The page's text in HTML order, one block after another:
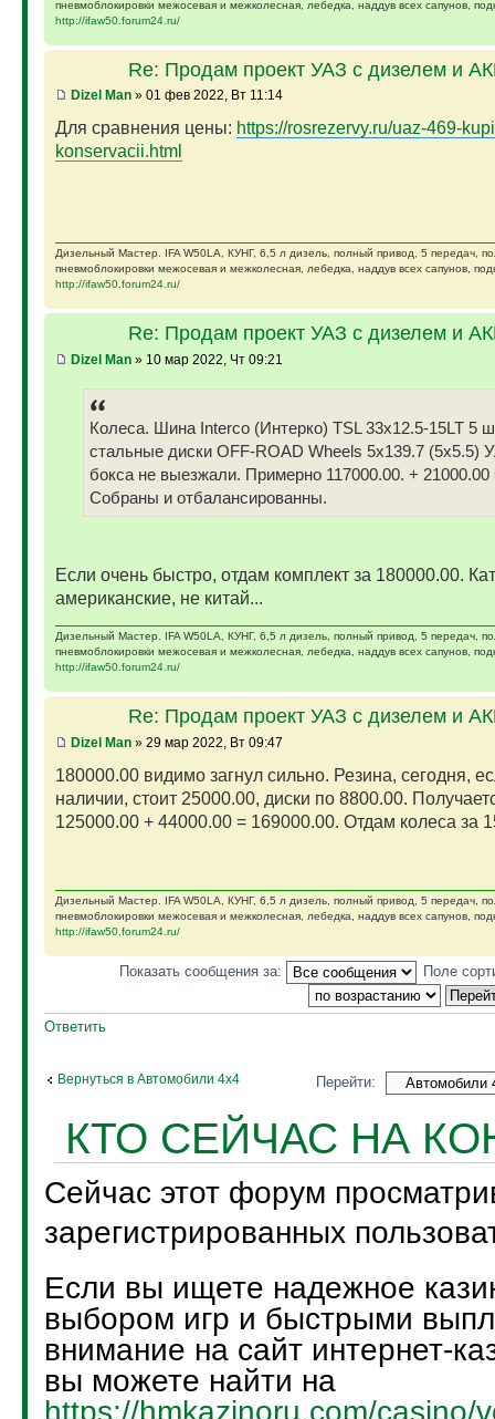
пневмоблокировки межосевая и межколесная, лебедка, наддув всех сапунов,
http://ifaw50.forum24.ru/
Re: Продам проект УАЗ с дизелем и
Dizel Man» 01 фев 2022, Вт 11:14
Для сравнения цены: https://rosrezervy.ru/uaz-469-
konservacii.html
Дизельный Мастер. IFA W50LA, КУНГ, 6,5 л дизель, полный привод, 5 передач,
пневмоблокировки межосевая и межколесная, лебедка, наддув всех сапунов,
http://ifaw50.forum24.ru/
Re: Продам проект УАЗ с дизелем и
Dizel Man» 10 мар 2022, Чт 09:21
Колеса. Шина Interco (Интерко) TSL 33x12.5-15LT 5
стальные диски OFF-ROAD Wheels 5x139.7 (5x5.5)
бокса не выезжали. Примерно 117000.00. + 21000.00
Собраны и отбалансированны.
Если очень быстро, отдам комплект за 180000.00.
американские, не китай...
Дизельный Мастер. IFA W50LA, КУНГ, 6,5 л дизель, полный привод, 5 передач,
пневмоблокировки межосевая и межколесная, лебедка, наддув всех сапунов,
http://ifaw50.forum24.ru/
Re: Продам проект УАЗ с дизелем и
Dizel Man» 29 мар 2022, Вт 09:47
180000.00 видимо загнул сильно. Резина, сегодня,
наличии, стоит 25000.00, диски по 8800.00.
125000.00 + 44000.00 = 169000.00. Отдам колеса за
Дизельный Мастер. IFA W50LA, КУНГ, 6,5 л дизель, полный привод, 5 передач,
пневмоблокировки межосевая и межколесная, лебедка, наддув всех сапунов,
http://ifaw50.forum24.ru/
Показать сообщения за: Поле
Ответить
Вернуться в Автомобили 4х4 Перейти:
КТО СЕЙЧАС НА
Сейчас этот форум
зарегистрированных
Если вы ищете надежное
выбором игр и быстрыми
внимание на сайт интернет-
вы можете найти на
https://hmkazinoru.com/casino/